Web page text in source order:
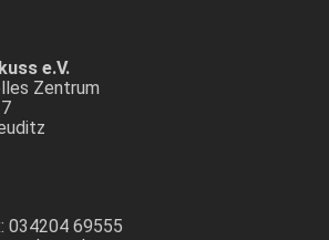
e.V.
Zentrum
034204 69555